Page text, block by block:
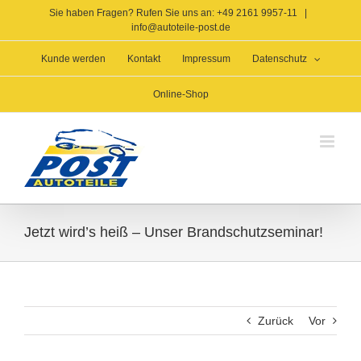
springen
Sie haben Fragen? Rufen Sie uns an: +49 2161 9957-11
info@autoteile-post.de
Kunde werden Kontakt Impressum Datenschutz
Online-Shop
Jetzt wird’s heiß – Unser Brandschutzseminar!
Zurück Vor